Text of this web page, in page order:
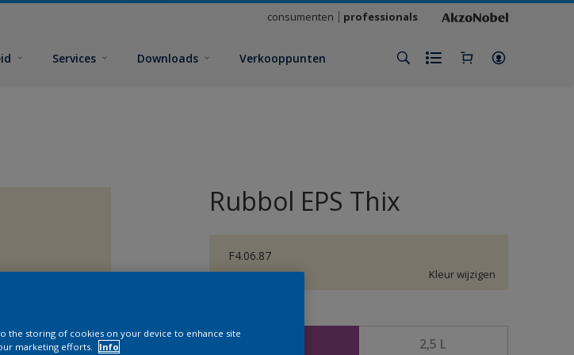
consumenten professionals
Services Downloads Verkooppunten
Rubbol EPS Thix
F4.06.87
Kleur wijzigen
2,5 L
the storing of cookies on your device to enhance site
marketing efforts.
Info